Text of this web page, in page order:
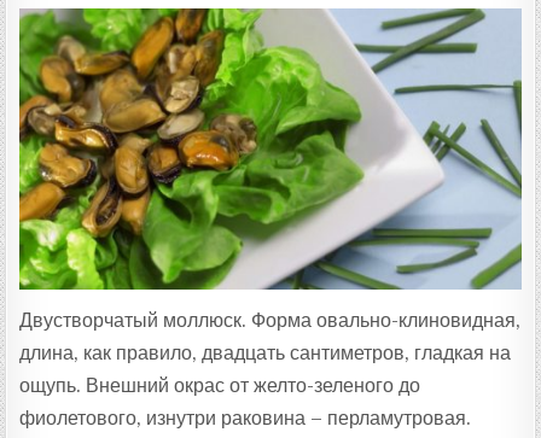
Двустворчатый моллюск. Форма овально-клиновидная,
длина, как правило, двадцать сантиметров, гладкая на
ощупь. Внешний окрас от желто-зеленого до
фиолетового, изнутри раковина – перламутровая.